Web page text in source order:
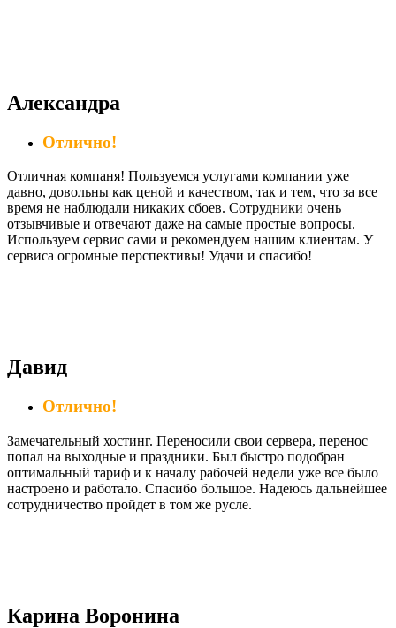
Александра
Отлично!
Отличная компаня! Пользуемся услугами компании уже
давно, довольны как ценой и качеством, так и тем, что за все
время не наблюдали никаких сбоев. Сотрудники очень
отзывчивые и отвечают даже на самые простые вопросы.
Используем сервис сами и рекомендуем нашим клиентам. У
сервиса огромные перспективы! Удачи и спасибо!
Давид
Отлично!
Замечательный хостинг. Переносили свои сервера, перенос
попал на выходные и праздники. Был быстро подобран
оптимальный тариф и к началу рабочей недели уже все было
настроено и работало. Спасибо большое. Надеюсь дальнейшее
сотрудничество пройдет в том же русле.
Карина Воронина